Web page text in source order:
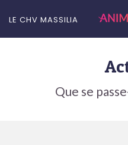
LE CHV MASSILIA
Que se